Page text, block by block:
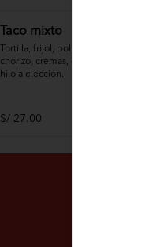
Taco mixto
Tortilla, frijol, pollo deshilachado,
chorizo, cremas, ensaladas, papas al
hilo a elección.
S/ 27.00